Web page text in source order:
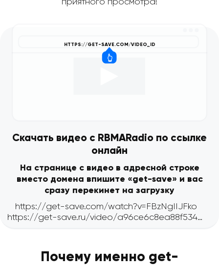
приятного просмотра!
Скачать видео с RBMARadio по ссылке
онлайн
На странице с видео в адресной строке
вместо домена впишите «get-save» и вас
сразу перекинет на загрузку
Почему именно get-